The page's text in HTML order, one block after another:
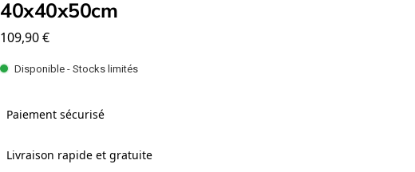
40x40x50cm
109,90€
Disponible - Stocks limités
Paiement sécurisé
Livraison rapide et gratuite